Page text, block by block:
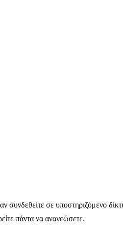
συνδεθείτε σε υποστηριζόμενο
πάντα να ανανεώσετε.